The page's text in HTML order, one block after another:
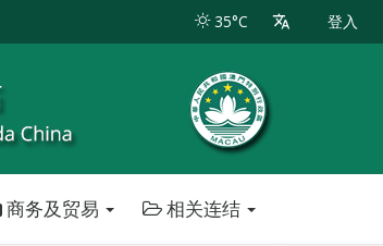
35°C 登入
商务及贸易 相关连结